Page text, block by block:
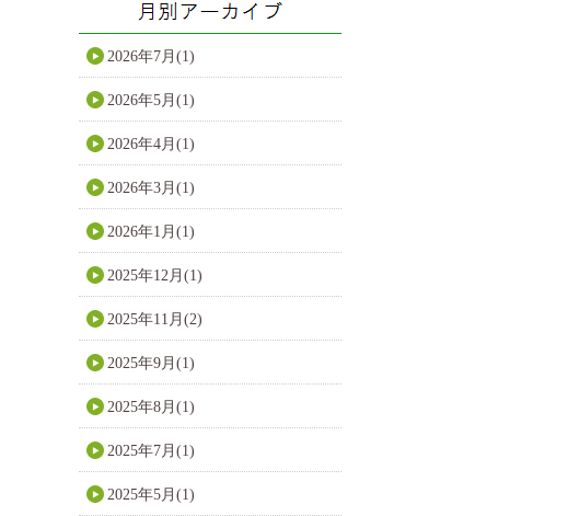
2026年7月(1)
2026年5月(1)
2026年4月(1)
2026年3月(1)
2026年1月(1)
2025年12月(1)
2025年11月(2)
2025年9月(1)
2025年8月(1)
2025年7月(1)
2025年5月(1)